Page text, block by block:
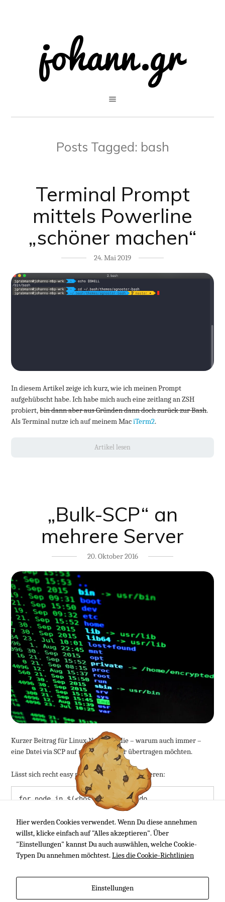
Posts Tagged: bash
Terminal Prompt
mittels Powerline
„schöner machen“
24. Mai 2019
In diesem Artikel zeige ich kurz, wie ich meinen Prompt
aufgehübscht habe. Ich habe mich auch eine zeitlang an ZSH
probiert,bin dann aber aus Gründen dann doch zurück zur Bash.
Als Terminal nutze ich auf meinem MaciTerm2.
Artikel lesen
„Bulk-SCP“ an
mehrere Server
20. Oktober 2016
Kurzer Beitrag für Linux-Neulinge, die – warum auch immer –
eine Datei via SCP auf mehrere Server übertragen möchten.
Lässt sich recht easy mit einer Schleife realisieren:
for node in $(<hostlist.txt); do
done
In diehostlist.txtkommt dann eine Auflistung der Rechner,
ggf. mit vorangestelltem User, alsojohann@srv01.
Hier werden Cookies verwendet. Wenn Du diese annehmen
willst, klicke einfach auf "Alles akzeptieren". Über
"Einstellungen" kannst Du auch auswählen, welche Cookie-
Typen Du annehmen möchtest.Lies die Cookie-Richtlinien
Einstellungen